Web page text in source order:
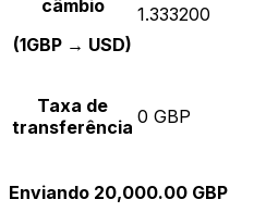
câmbio
(1GBP → USD)
1.333200
Taxa de
transferência 0 GBP
Enviando 20,000.00 GBP